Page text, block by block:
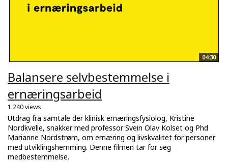
04:30
Balansere selvbestemmelse i
ernæringsarbeid
1.240 views
Utdrag fra samtale der klinisk ernæringsfysiolog, Kristine
Nordkvelle, snakker med professor Svein Olav Kolset og Phd
Marianne Nordstrøm, om ernæring og livskvalitet for personer
med utviklingshemming. Denne filmen tar for seg
medbestemmelse.